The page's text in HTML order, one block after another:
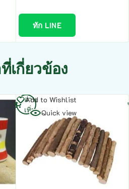
ทัก LINE
เกี่ยวข้อง
Add to Wishlist
Quick view
อ่าน
เพิ่ม